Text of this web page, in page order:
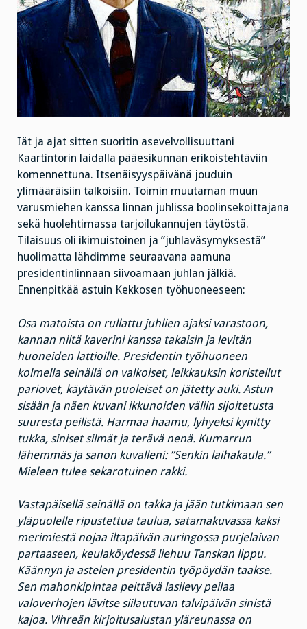
Iät ja ajat sitten suoritin asevelvollisuuttani
Kaartintorin laidalla pääesikunnan erikoistehtäviin
komennettuna. Itsenäisyyspäivänä jouduin
ylimääräisiin talkoisiin. Toimin muutaman muun
varusmiehen kanssa linnan juhlissa boolinsekoittajana
sekä huolehtimassa tarjoilukannujen täytöstä.
Tilaisuus oli ikimuistoinen ja ”juhlaväsymyksestä”
huolimatta lähdimme seuraavana aamuna
presidentinlinnaan siivoamaan juhlan jälkiä.
Ennenpitkää astuin Kekkosen työhuoneeseen:
Osa matoista on rullattu juhlien ajaksi varastoon,
kannan niitä kaverini kanssa takaisin ja levitän
huoneiden lattioille. Presidentin työhuoneen
kolmella seinällä on valkoiset, leikkauksin koristellut
pariovet, käytävän puoleiset on jätetty auki. Astun
sisään ja näen kuvani ikkunoiden väliin sijoitetusta
suuresta peilistä. Harmaa haamu, lyhyeksi kynitty
tukka, siniset silmät ja terävä nenä. Kumarrun
lähemmäs ja sanon kuvalleni: ”Senkin laihakaula.”
Mieleen tulee sekarotuinen rakki.
Vastapäisellä seinällä on takka ja jään tutkimaan sen
yläpuolelle ripustettua taulua, satamakuvassa kaksi
merimiestä nojaa iltapäivän auringossa purjelaivan
partaaseen, keulaköydessä liehuu Tanskan lippu.
Käännyn ja astelen presidentin työpöydän taakse.
Sen mahonkipintaa peittävä lasilevy peilaa
valoverhojen lävitse siilautuvan talvipäivän sinistä
kajoa. Vihreän kirjoitusalustan yläreunassa on